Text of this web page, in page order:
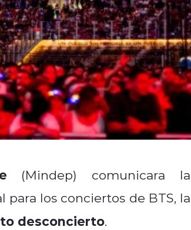
(Mindep) comunicara la
los conciertos de BTS, la
desconcierto.